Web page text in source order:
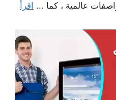
عالمية ، كما ... اقرأ